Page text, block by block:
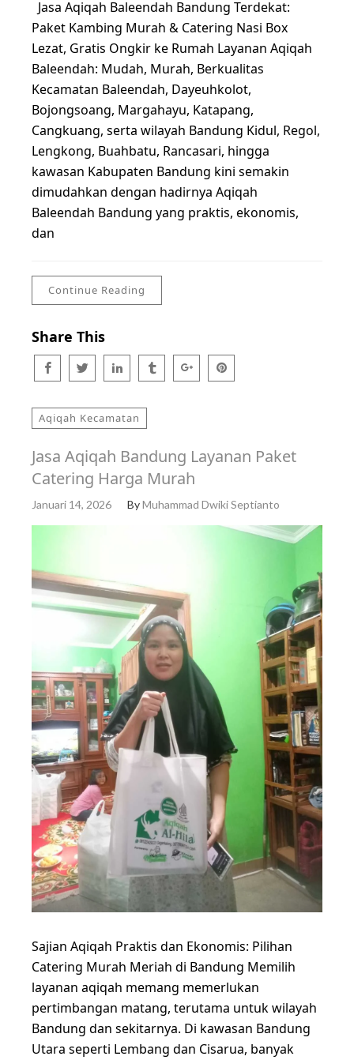
Jasa Aqiqah Baleendah Bandung Terdekat:
Paket Kambing Murah & Catering Nasi Box
Lezat, Gratis Ongkir ke Rumah Layanan Aqiqah
Baleendah: Mudah, Murah, Berkualitas
Kecamatan Baleendah, Dayeuhkolot,
Bojongsoang, Margahayu, Katapang,
Cangkuang, serta wilayah Bandung Kidul, Regol,
Lengkong, Buahbatu, Rancasari, hingga
kawasan Kabupaten Bandung kini semakin
dimudahkan dengan hadirnya Aqiqah
Baleendah Bandung yang praktis, ekonomis,
dan
Continue Reading
Share This
Aqiqah Kecamatan
Jasa Aqiqah Bandung Layanan Paket
Catering Harga Murah
Januari 14, 2026 ByMuhammad Dwiki Septianto
Sajian Aqiqah Praktis dan Ekonomis: Pilihan
Catering Murah Meriah di Bandung Memilih
layanan aqiqah memang memerlukan
pertimbangan matang, terutama untuk wilayah
Bandung dan sekitarnya. Di kawasan Bandung
Utara seperti Lembang dan Cisarua, banyak